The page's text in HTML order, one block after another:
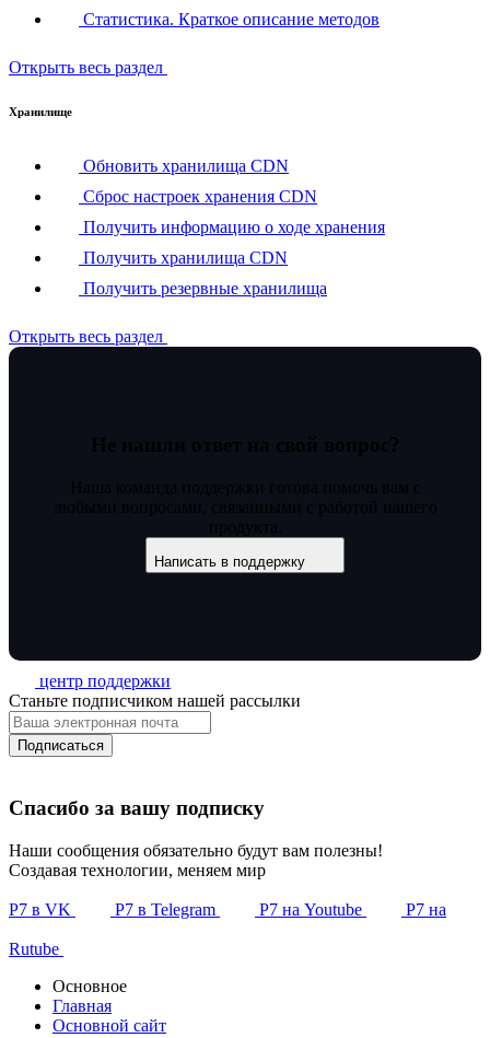
Статистика. Краткое описание методов
Открыть весь раздел
Хранилище
Обновить хранилища CDN
Сброс настроек хранения CDN
Получить информацию о ходе хранения
Получить хранилища CDN
Получить резервные хранилища
Открыть весь раздел
Не нашли ответ на свой вопрос?
Наша команда поддержки готова помочь вам с
любыми вопросами, связанными с работой нашего
продукта.
Написать в поддержку
центр поддержки
Станьте подписчиком нашей рассылки
Подписаться
Спасибо за вашу подписку
Наши сообщения обязательно будут вам полезны!
Создавая технологии, меняем мир
Р7 в VK Р7 в Telegram Р7 на Youtube Р7 на
Rutube
Основное
Главная
Основной сайт